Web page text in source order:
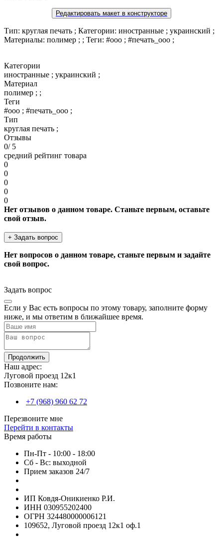
Редактировать макет в конструкторе
Тип: круглая печать ; Категории: иностранные ; украинский ;
Материалы: полимер ; ; Теги: #ооо ; #печать_ооо ;
Категории
иностранные ; украинский ;
Материал
полимер ; ;
Теги
#ооо ; #печать_ооо ;
Тип
круглая печать ;
Отзывы
0/ 5
средний рейтинг товара
0
0
0
0
0
Нет отзывов о данном товаре. Станьте первым, оставьте
свой отзыв.
+ Задать вопрос
Нет вопросов о данном товаре, станьте первым и задайте
свой вопрос.
Задать вопрос
Если у Вас есть вопросы по этому товару, заполните форму
ниже, и мы ответим в ближайшее время.
Продолжить
Наш адрес:
Луговой проезд 12к1
Позвоните нам:
+7 (968) 960 62 72
Перезвоните мне
Перейти в контакты
Время работы
Пн-Пт - 10:00 - 18:00
Сб - Вс: выходной
Прием заказов 24/7
ИП Ковдя-Оникиенко Р.И.
ИНН 030955202400
ОГРН 324480000006121
109652, Луговой проезд 12к1 оф.1